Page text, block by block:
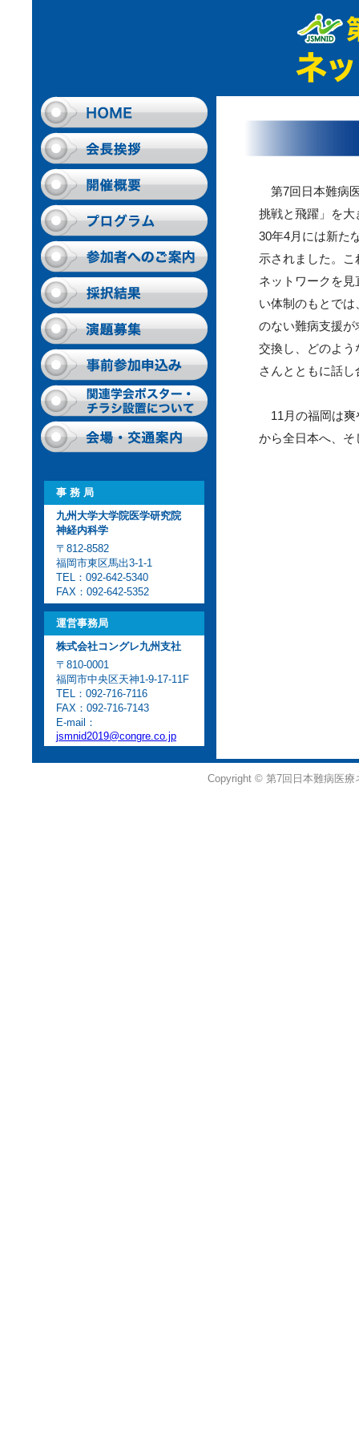
事 務 局
九州大学大学院医学研究院
神経内科学
〒812-8582
福岡市東区馬出3-1-1
TEL：092-642-5340
FAX：092-642-5352
運営事務局
株式会社コングレ九州支社
〒810-0001
福岡市中央区天神1-9-17-11F
TEL：092-716-7116
FAX：092-716-7143
E-mail：
jsmnid2019@congre.co.jp
第7回日本難病
挑戦と飛躍」を
30年4月には新た
示されました。
ネットワークを
い体制のもとで
のない難病支援
交換し、どのよ
さんとともに話
11月の福岡は爽
から全日本へ、
Copyright © 第7回日本難病医